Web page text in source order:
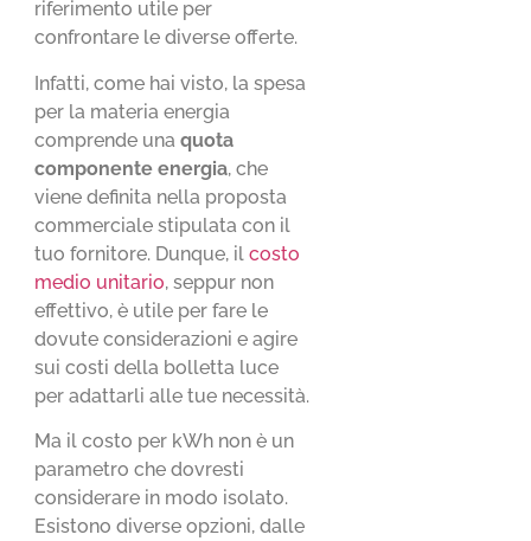
riferimento utile per
confrontare le diverse offerte.
Infatti, come hai visto, la spesa
per la materia energia
comprende unaquota
componente energia, che
viene definita nella proposta
commerciale stipulata con il
tuo fornitore. Dunque, ilcosto
medio unitario, seppur non
effettivo, è utile per fare le
dovute considerazioni e agire
sui costi della bolletta luce
per adattarli alle tue necessità.
Ma il costo per kWh non è un
parametro che dovresti
considerare in modo isolato.
Esistono diverse opzioni, dalle